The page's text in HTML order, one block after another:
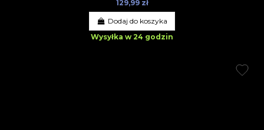
129,99 zł
Dodaj do koszyka
Wysyłka w 24 godzin